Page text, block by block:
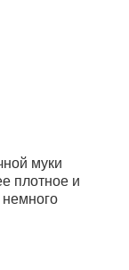
муки
плотное и
немного